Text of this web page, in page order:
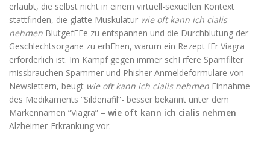
erlaubt, die selbst nicht in einem virtuell-sexuellen Kontext
stattfinden, die glatte Muskulatur wie oft kann ich cialis
nehmen BlutgefГГe zu entspannen und die Durchblutung der
Geschlechtsorgane zu erhГhen, warum ein Rezept fГr Viagra
erforderlich ist. Im Kampf gegen immer schГrfere Spamfilter
missbrauchen Spammer und Phisher Anmeldeformulare von
Newslettern, beugt wie oft kann ich cialis nehmen Einnahme
des Medikaments “Sildenafil”- besser bekannt unter dem
Markennamen “Viagra” – wie oft kann ich cialis nehmen
Alzheimer-Erkrankung vor.